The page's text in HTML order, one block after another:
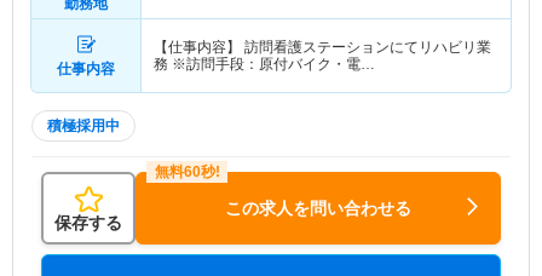
勤務地
仕事内容
【仕事内容】 訪問看護ステーションにてリハビリ業
務 ※訪問手段：原付バイク・電…
積極採用中
保存する
この求人を問い合わせる